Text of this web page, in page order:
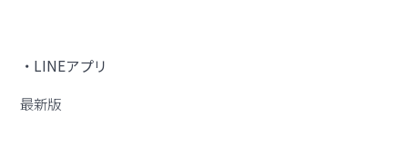
・LINEアプリ
最新版